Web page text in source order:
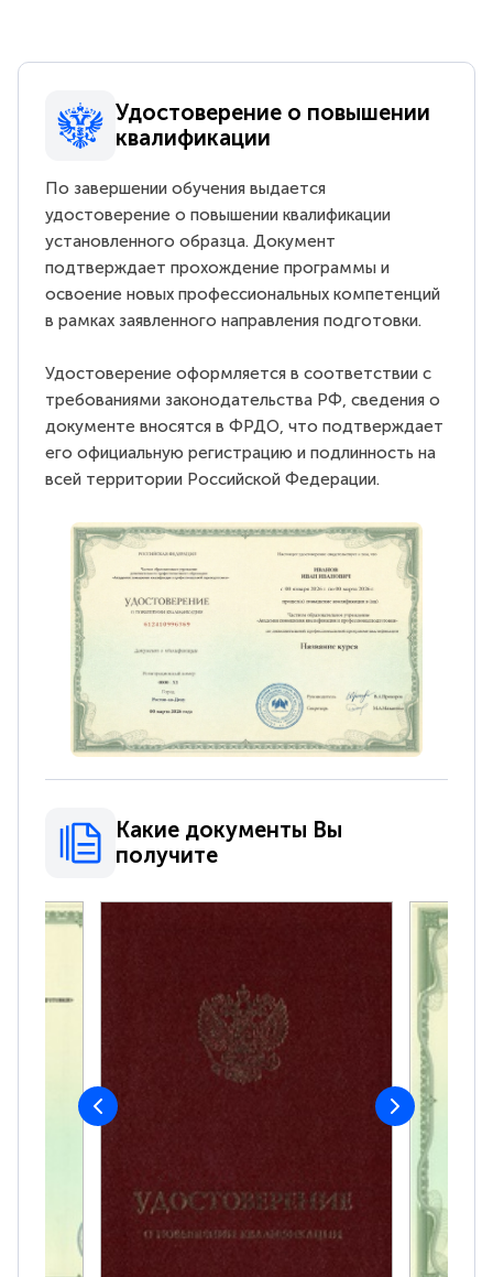
Удостоверение о повышении
квалификации
По завершении обучения выдается
удостоверение о повышении квалификации
установленного образца. Документ
подтверждает прохождение программы и
освоение новых профессиональных компетенций
в рамках заявленного направления подготовки.
Удостоверение оформляется в соответствии с
требованиями законодательства РФ, сведения о
документе вносятся в ФРДО, что подтверждает
его официальную регистрацию и подлинность на
всей территории Российской Федерации.
Какие документы Вы
получите